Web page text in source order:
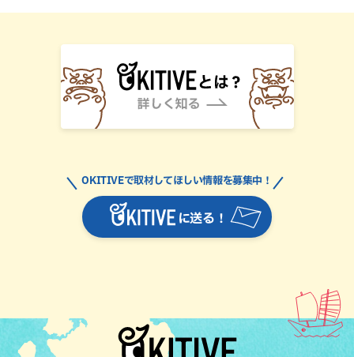
に送る！
OKITIVEで取材してほしい情報を募集中！